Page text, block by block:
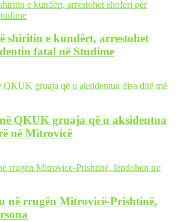
shiritin e kundërt, arrestohet
fatal në Studime
QKUK gruaja që u aksidentua
në Mitrovicë
në rrugën Mitrovicë-Prishtinë,